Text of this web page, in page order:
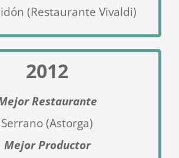
(Restaurante Vivaldi)
2012
Restaurante
Serrano (Astorga)
Mejor Productor